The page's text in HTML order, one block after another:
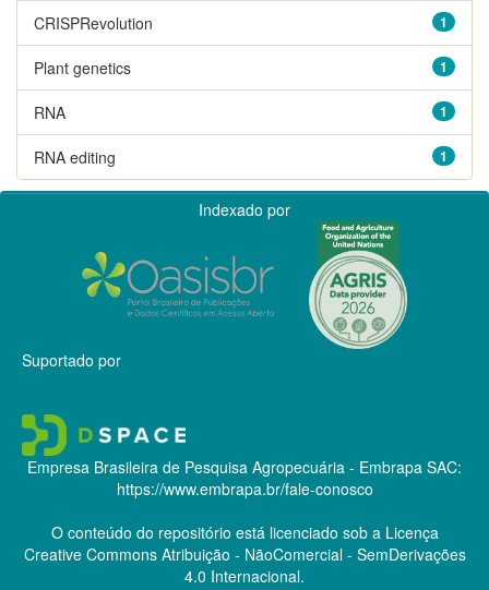
1
CRISPRevolution
1
Plant genetics
1
RNA
1
RNA editing
Indexado por
Suportado por
Empresa Brasileira de Pesquisa Agropecuária - Embrapa SAC:
https://www.embrapa.br/fale-conosco
O conteúdo do repositório está licenciado sob a Licença
Creative CommonsAtribuição - NãoComercial - SemDerivações
4.0 Internacional.